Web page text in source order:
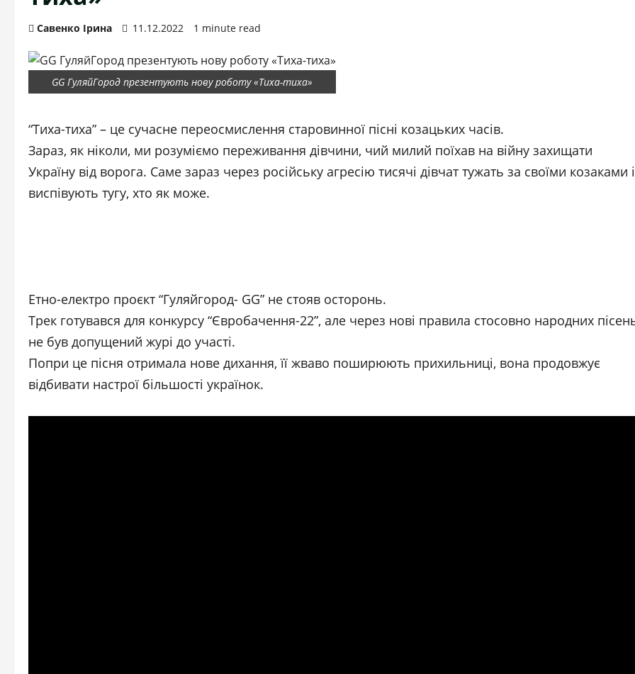
Савенко Ірина 11.12.2022 1 minute read
GG ГуляйГород презентують нову роботу «Тиха-тиха»
“Тиха-тиха” – це сучасне переосмислення старовинної пісні козацьких часів.
Зараз, як ніколи, ми розуміємо переживання дівчини, чий милий поїхав на війну захищати
Україну від ворога. Саме зараз через російську агресію тисячі дівчат тужать за своїми козаками і
виспівують тугу, хто як може.
Етно-електро проєкт “Гуляйгород- GG” не стояв осторонь.
Трек готувався для конкурсу “Євробачення-22”, але через нові правила стосовно народних
не був допущений журі до участі.
Попри це пісня отримала нове дихання, її жваво поширюють прихильниці, вона продовжує
відбивати настрої більшості українок.